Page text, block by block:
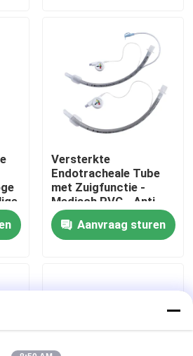
-
Versterkte
Endotracheale Tube
met Zuigfunctie -
Medisch PVC - Anti-
resistent - CE & ISO
Gecertificeerd
Aanvraag sturen